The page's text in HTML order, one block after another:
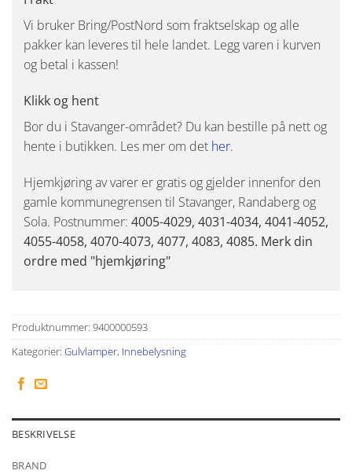
Vi bruker Bring/PostNord som fraktselskap og alle
pakker kan leveres til hele landet. Legg varen i kurven
og betal i kassen!
Klikk og hent
Bor du i Stavanger-området? Du kan bestille på nett og
hente i butikken. Les mer om det her.
Hjemkjøring av varer er gratis og gjelder innenfor den
gamle kommunegrensen til Stavanger, Randaberg og
Sola. Postnummer: 4005-4029, 4031-4034, 4041-4052,
4055-4058, 4070-4073, 4077, 4083, 4085. Merk din
ordre med "hjemkjøring"
Produktnummer: 9400000593
Kategorier: Gulvlamper, Innebelysning
BESKRIVELSE
BRAND